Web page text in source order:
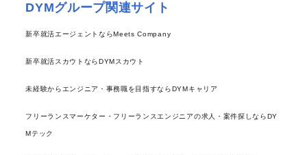
DYMグループ関連サイト
新卒就活エージェントならMeets Company
新卒就活スカウトならDYMスカウト
未経験からエンジニア・事務職を目指すならDYMキャリア
フリーランスマーケター・フリーランスエンジニアの求人・案件探しならDY
Mテック